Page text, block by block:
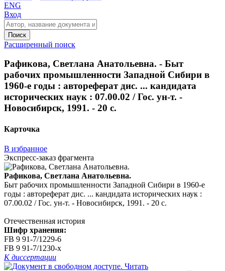
ENG
Вход
Поиск
Расширенный поиск
Рафикова, Светлана Анатольевна. - Быт
рабочих промышленности Западной Сибири в
1960-е годы : автореферат дис. ... кандидата
исторических наук : 07.00.02 / Гос. ун-т. -
Новосибирск, 1991. - 20 с.
Карточка
В избранное
Экспресс-заказ фрагмента
Рафикова, Светлана Анатольевна.
Быт рабочих промышленности Западной Сибири в 1960-е
годы : автореферат дис. ... кандидата исторических наук :
07.00.02 / Гос. ун-т. - Новосибирск, 1991. - 20 с.
Отечественная история
Шифр хранения:
FB 9 91-7/1229-6
FB 9 91-7/1230-x
К диссертации
Читать